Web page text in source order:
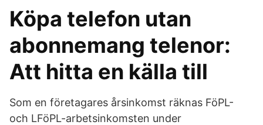
Köpa telefon utan
abonnemang telenor:
Att hitta en källa till
Som en företagares årsinkomst räknas FöPL-
och LFöPL-arbetsinkomsten under